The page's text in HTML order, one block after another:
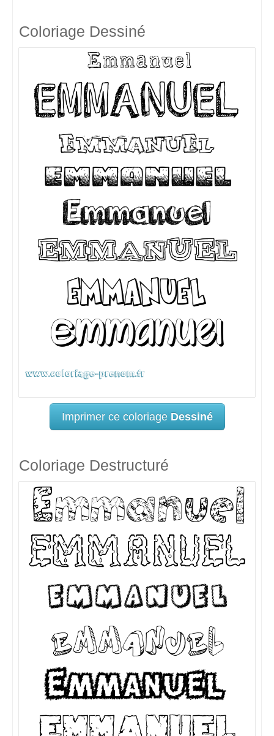
Coloriage Dessiné
Imprimer ce coloriage Dessiné
Coloriage Destructuré